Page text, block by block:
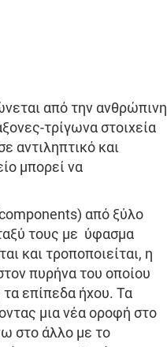
από την ανθρώπινη
τρίγωνα στοιχεία
αντιληπτικό και
μπορεί να
από ξύλο
τους με ύφασμα
και τροποποιείται, η
πυρήνα του οποίου
επίπεδα ήχου. Τα
μια νέα οροφή στο
στο άλλο με το